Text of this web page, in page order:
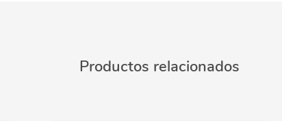
Manejo del marco normativo, de guías y manuales de
Productos relacionados